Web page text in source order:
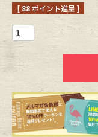
Outer
小
Eye Wear
[ 88ポイント進呈 ]